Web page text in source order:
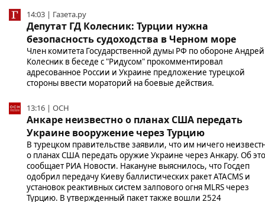
14:03 | Газета.ру
Депутат ГД Колесник: Турции нужна
безопасность судоходства в Черном море
Член комитета Государственной думы РФ по обороне Андрей
Колесник в беседе с "Ридусом" прокомментировал
адресованное России и Украине предложение турецкой
стороны ввести мораторий на боевые действия.
13:16 | ОСН
Анкаре неизвестно о планах США передать
Украине вооружение через Турцию
В турецком правительстве заявили, что им ничего
о планах США передать оружие Украине через Анкару. Об
сообщает РИА Новости. Накануне выяснилось, что Госдеп
одобрил передачу Киеву баллистических ракет ATACMS и
установок реактивных систем залпового огня MLRS через
Турцию. В утвержденный пакет также вошли 2524